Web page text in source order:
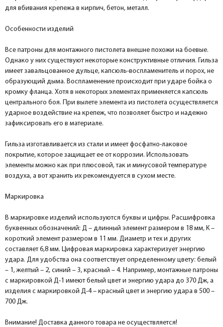
для вбивания крепежа в кирпич, бетон, металл.
Особенности изделий
Все патроны для монтажного пистолета внешне похожи на боевые.
Однако у них существуют некоторые конструктивные отличия. Гильза
имеет завальцованное дульце, капсюль-воспламенитель и порох, не
образующий дыма. Воспламенение происходит при ударе бойка о
кромку фланца. Хотя в некоторых элементах применяется капсюль
центрального боя. При вылете элемента из пистолета осуществляется
ударное воздействие на крепеж, что позволяет быстро и надежно
зафиксировать его в материале.
Гильза изготавливается из стали и имеет фосфатно-лаковое
покрытие, которое защищает ее от коррозии. Использовать
элементы можно как при плюсовой, так и минусовой температуре
воздуха, а вот хранить их рекомендуется в сухом месте.
Маркировка
В маркировке изделий используются буквы и цифры. Расшифровка
буквенных обозначений: Д – длинный элемент размером в 18 мм, К –
короткий элемент размером в 11 мм. Диаметр и тех и других
составляет 6,8 мм. Цифровая маркировка характеризует энергию
удара. Для удобства она соответствует определенному цвету: белый
– 1, желтый – 2, синий – 3, красный – 4. Например, монтажные патроны
с маркировкой Д-1 имеют белый цвет и энергию удара до 370 Дж, а
изделия с маркировкой Д-4 – красный цвет и энергию удара в 500 –
700 Дж.
Внимание! Доставка данного товара не осуществляется!